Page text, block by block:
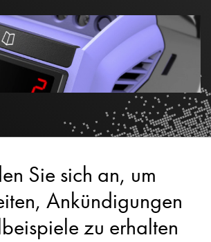
Sie sich an, um
Ankündigungen
zu erhalten